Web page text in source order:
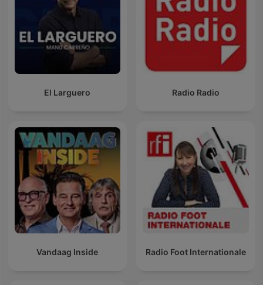
El Larguero Radio Radio
Vandaag Inside Radio Foot Internationale